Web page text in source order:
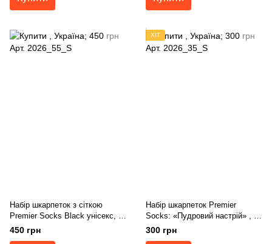
Набір шкарпеток з сіткою
Premier Socks Black унісекс, 5
пари в наборі, розм. 36-39, 40-
42, 43-45
450 грн
ХІТ
Набір шкарпеток Premier
Socks: «Пудровий настрій» , 3
пари в наборі, розм. 36-39
300 грн